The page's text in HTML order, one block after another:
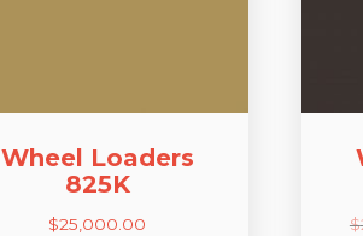
Wheel Loaders
825K
$25,000.00 $